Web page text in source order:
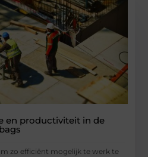
en productiviteit in de
zo efficiënt mogelijk te werk te